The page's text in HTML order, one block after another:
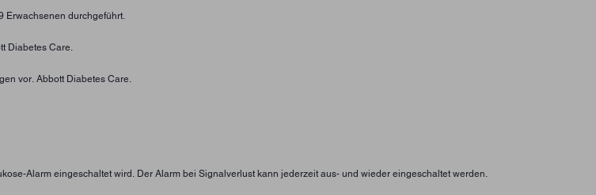
Erwachsenen durchgeführt.
Diabetes Care.
vor. Abbott Diabetes Care.
Alarm eingeschaltet wird. Der Alarm bei Signalverlust kann jederzeit aus- und wieder eingeschaltet werden.